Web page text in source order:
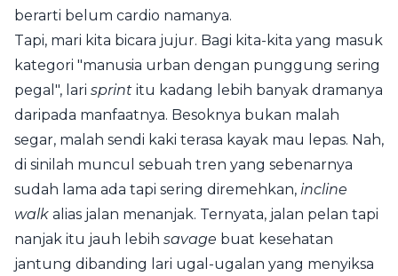
berarti belum cardio namanya.
Tapi, mari kita bicara jujur. Bagi kita-kita yang masuk
kategori "manusia urban dengan punggung sering
pegal", lari sprint itu kadang lebih banyak dramanya
daripada manfaatnya. Besoknya bukan malah
segar, malah sendi kaki terasa kayak mau lepas. Nah,
di sinilah muncul sebuah tren yang sebenarnya
sudah lama ada tapi sering diremehkan, incline
walk alias jalan menanjak. Ternyata, jalan pelan tapi
nanjak itu jauh lebih savage buat kesehatan
jantung dibanding lari ugal-ugalan yang menyiksa